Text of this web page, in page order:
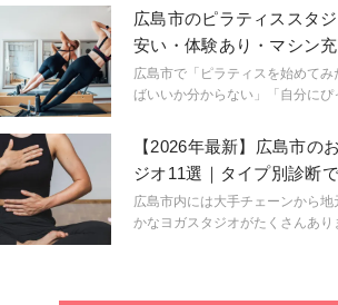
格」と言ってもさまざまな種類が
ヨガの資格でも、スクールによっ
間、そして費用も全く異なるの
格を持っていると実際の仕事に
しょうか？編集部が実施した「現
資格やヨガスクールをご紹介しま
広島市のピラティススタ
安い・体験あり・マシン
ど特徴も紹介！
広島市で「ピラティスを始めて
ばいいか分からない」「自分に
イン編集部が、広島エリアでおす
ジオを厳選して9選ご紹介します。
【2026年最新】広島市の
ジオ11選｜タイプ別診断
広島市内には大手チェーンから
かなヨガスタジオがたくさんあ